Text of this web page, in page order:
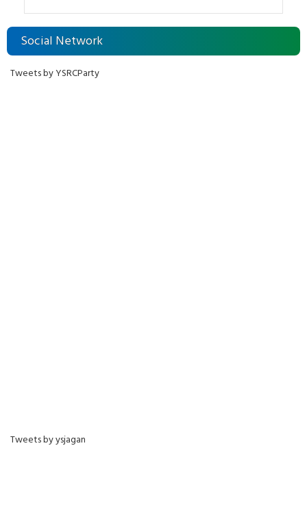
Social Network
Tweets by YSRCParty
Tweets by ysjagan